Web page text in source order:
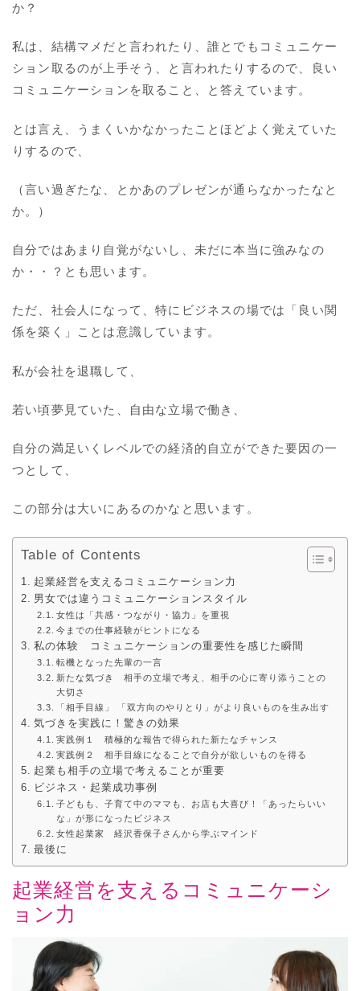
か？
私は、結構マメだと言われたり、誰とでもコミュニケー
ション取るのが上手そう、と言われたりするので、良い
コミュニケーションを取ること、と答えています。
とは言え、うまくいかなかったことほどよく覚えていた
りするので、
（言い過ぎたな、とかあのプレゼンが通らなかったなと
か。）
自分ではあまり自覚がないし、未だに本当に強みなの
か・・？とも思います。
ただ、社会人になって、特にビジネスの場では「良い関
係を築く」ことは意識しています。
私が会社を退職して、
若い頃夢見ていた、自由な立場で働き、
自分の満足いくレベルでの経済的自立ができた要因の一
つとして、
この部分は大いにあるのかなと思います。
Table of Contents
起業経営を支えるコミュニケーション力
男女では違うコミュニケーションスタイル
女性は「共感・つながり・協力」を重視
今までの仕事経験がヒントになる
私の体験 コミュニケーションの重要性を感じた瞬間
転機となった先輩の一言
新たな気づき 相手の立場で考え、相手の心に寄り添うことの
大切さ
「相手目線」 「双方向のやりとり」がより良いものを生み出す
気づきを実践に！驚きの効果
実践例１ 積極的な報告で得られた新たなチャンス
実践例２ 相手目線になることで自分が欲しいものを得る
起業も相手の立場で考えることが重要
ビジネス・起業成功事例
子どもも、子育て中のママも、お店も大喜び！「あったらいい
な」が形になったビジネス
女性起業家 経沢香保子さんから学ぶマインド
最後に
起業経営を支えるコミュニケーシ
ョン力